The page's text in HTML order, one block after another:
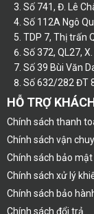
Số 741, Đ. Lê
Số 112A Ngô
TDP 7, Thị trấn
Số 372, QL27,
Số 39 Bùi Văn
Số 632/282 ĐT
HỖ TRỢ
Chính sách thanh
Chính sách vận
Chính sách bảo
Chính sách xử lý
Chính sách bảo
Chính sách đổi trả